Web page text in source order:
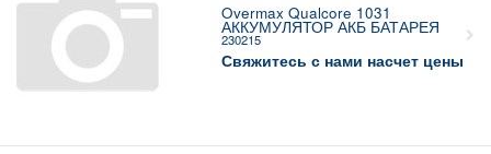
Overmax Qualcore 1031
АККУМУЛЯТОР АКБ БАТАРЕЯ
230215
Свяжитесь с нами насчет цены